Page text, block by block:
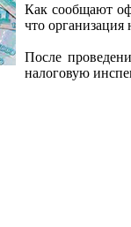
Как сообщают
что организация
После
налоговую